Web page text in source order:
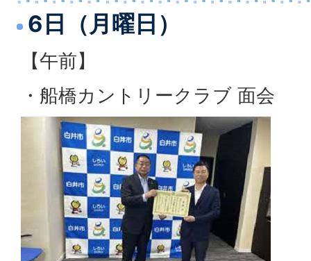
6日（月曜日）
【午前】
・船橋カントリークラブ 面会